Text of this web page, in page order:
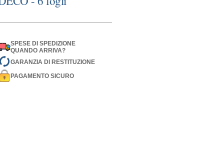
SPESE DI SPEDIZIONE
QUANDO ARRIVA?
GARANZIA DI RESTITUZIONE
PAGAMENTO SICURO